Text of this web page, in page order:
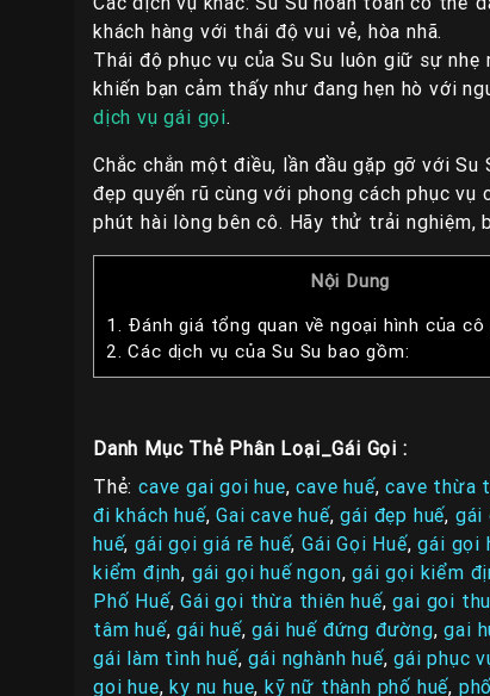
khách hàng với thái độ vui vẻ, hòa nhã.
Thái độ phục vụ của Su Su luôn giữ sự
khiến bạn cảm thấy như đang hẹn hò với
dịch vụ gái gọi.
Chắc chắn một điều, lần đầu gặp gỡ với Su
đẹp quyến rũ cùng với phong cách phục
phút hài lòng bên cô. Hãy thử trải nghiệm,
Nội Dung
1. Đánh giá tổng quan về ngoại hình của cô
2. Các dịch vụ của Su Su bao gồm:
Danh Mục Thẻ Phân Loại_Gái Gọi :
Thẻ: cave gai goi hue,cave huế,cave thừa
đi khách huế,Gai cave huế,gái đẹp huế, gái
huế,gái gọi giá rẽ huế,Gái Gọi Huế,gái gọi
kiểm định, gái gọi huế ngon,gái gọi kiểm
Phố Huế,Gái gọi thừa thiên huế,gai goi
tâm huế,gái huế,gái huế đứng đường,gai
gái làm tình huế,gái nghành huế,gái phục
goi hue,ky nu hue,kỹ nữ thành phố huế,